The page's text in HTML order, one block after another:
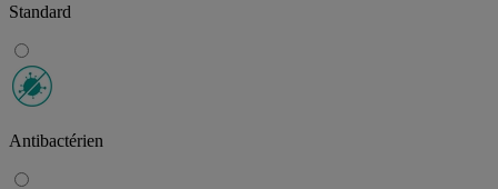
Standard
Antibactérien